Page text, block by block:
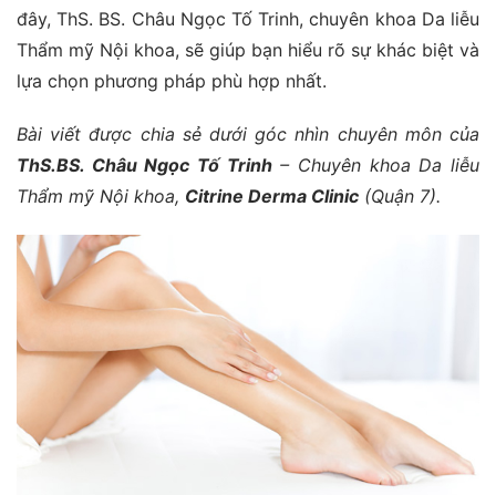
đây, ThS. BS. Châu Ngọc Tố Trinh, chuyên khoa Da liễu
Thẩm mỹ Nội khoa, sẽ giúp bạn hiểu rõ sự khác biệt và
lựa chọn phương pháp phù hợp nhất.
Bài viết được chia sẻ dưới góc nhìn chuyên môn của
ThS.BS. Châu Ngọc Tố Trinh– Chuyên khoa Da liễu
Thẩm mỹ Nội khoa, Citrine Derma Clinic (Quận 7).